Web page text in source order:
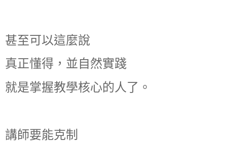
甚至可以這麼說
真正懂得，並自然實踐
就是掌握教學核心的人了。
講師要能克制